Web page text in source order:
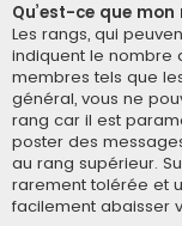
Qu’est-ce que
Les rangs, qui
indiquent le nombre
membres tels que
général, vous ne
rang car il est
poster des
au rang supérieur.
rarement tolérée et
facilement abaisser